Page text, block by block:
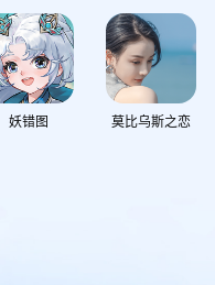
妖错图 莫比乌斯之恋